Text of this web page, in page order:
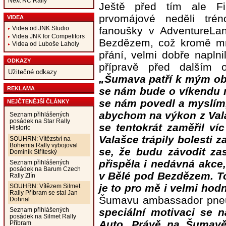
VIDEA
Videa od JNK Studio
Videa JNK for Competitors
Videa od Luboše Laholy
ODKAZY
Užitečné odkazy
REKLAMA
NEJČTENĚJŠÍ ČLÁNKY
Seznam přihlášených
posádek na Star Rally
Historic
SOUHRN: Vítězství na
Bohemia Rally vybojoval
Dominik Stříteský
Seznam přihlášených
posádek na Barum Czech
Rally Zlín
SOUHRN: Vítězem Silmet
Rally Příbram se stal Jan
Dohnal
Seznam přihlášených
posádek na Silmet Rally
Příbram
Ještě před tím ale
prvomájové neděli
fanoušky v
Bezdězem, což kromě
přání, velmi dobře
přípravě před dalším
„Šumava patří k mým
se nám bude o víkendu
se nám povedl a
abychom na výkon z
se tentokrát zaměřil
Valašce trápily bolesti
se, že budu závodit
přispěla i nedávná
v Bělé pod Bezdězem.
je to pro mě i velmi
Šumavu ambassador
speciální motivaci se